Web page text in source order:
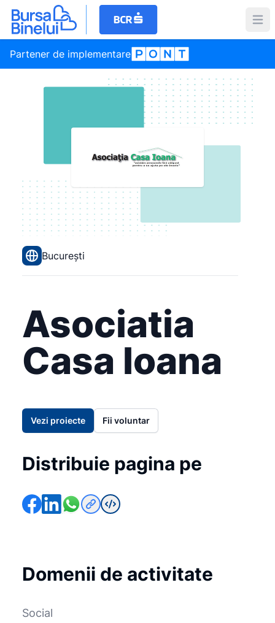
Partener de implementare
București
Asociatia
Casa Ioana
Vezi proiecte Fii voluntar
Distribuie pagina pe
Domenii de activitate
Social